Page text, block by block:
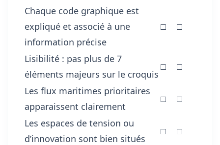
Chaque code graphique est
expliqué et associé à une
information précise
□ □
Lisibilité : pas plus de 7
éléments majeurs sur le croquis
□ □
Les flux maritimes prioritaires
apparaissent clairement
□ □
Les espaces de tension ou
d’innovation sont bien situés
□ □